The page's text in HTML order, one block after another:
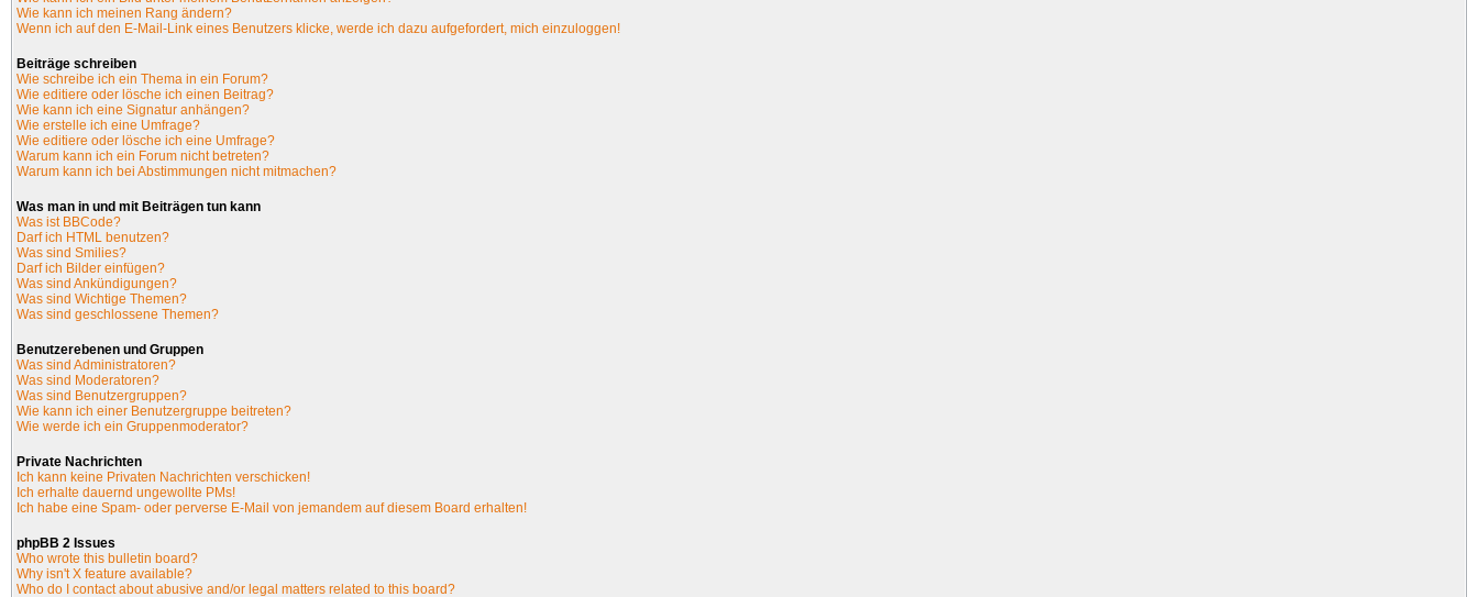
Wie kann ich meinen Rang ändern?
Wenn ich auf den E-Mail-Link eines Benutzers klicke, werde ich dazu aufgefordert, mich einzuloggen!
Beiträge schreiben
Wie schreibe ich ein Thema in ein Forum?
Wie editiere oder lösche ich einen Beitrag?
Wie kann ich eine Signatur anhängen?
Wie erstelle ich eine Umfrage?
Wie editiere oder lösche ich eine Umfrage?
Warum kann ich ein Forum nicht betreten?
Warum kann ich bei Abstimmungen nicht mitmachen?
Was man in und mit Beiträgen tun kann
Was ist BBCode?
Darf ich HTML benutzen?
Was sind Smilies?
Darf ich Bilder einfügen?
Was sind Ankündigungen?
Was sind Wichtige Themen?
Was sind geschlossene Themen?
Benutzerebenen und Gruppen
Was sind Administratoren?
Was sind Moderatoren?
Was sind Benutzergruppen?
Wie kann ich einer Benutzergruppe beitreten?
Wie werde ich ein Gruppenmoderator?
Private Nachrichten
Ich kann keine Privaten Nachrichten verschicken!
Ich erhalte dauernd ungewollte PMs!
Ich habe eine Spam- oder perverse E-Mail von jemandem auf diesem Board erhalten!
phpBB 2 Issues
Who wrote this bulletin board?
Why isn't X feature available?
Who do I contact about abusive and/or legal matters related to this board?